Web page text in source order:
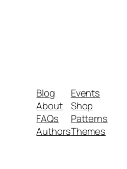
Blog
About
FAQs
Authors
Events
Shop
Patterns
Themes